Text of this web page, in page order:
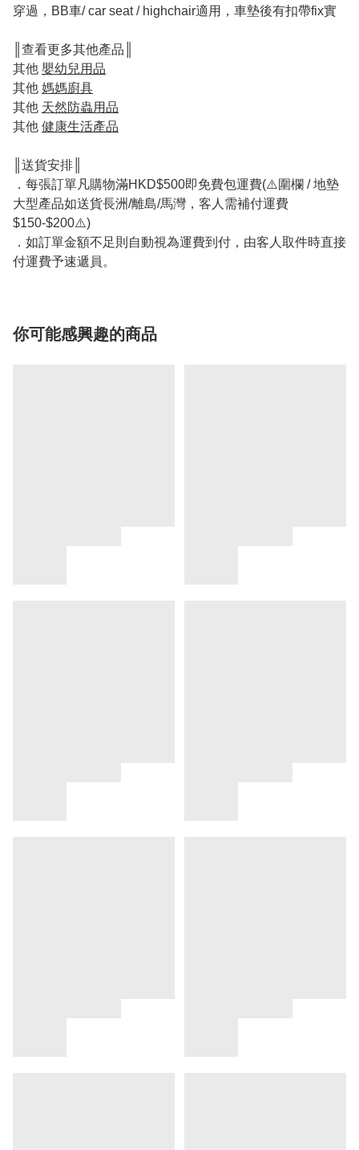
穿過，BB車/ car seat / highchair適用，車墊後有扣帶fix實
║查看更多其他產品║
其他 嬰幼兒用品
其他 媽媽廚具
其他 天然防蟲用品
其他 健康生活產品
║送貨安排║
．每張訂單凡購物滿HKD$500即免費包運費(⚠️圍欄 / 地墊
大型產品如送貨長洲/離島/馬灣，客人需補付運費
$150-$200⚠️)
．如訂單金額不足則自動視為運費到付，由客人取件時直接
付運費予速遞員。
你可能感興趣的商品